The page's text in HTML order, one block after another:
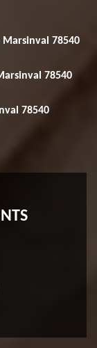
78540
78540
78540